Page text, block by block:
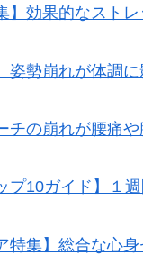
】効果的なスト
姿勢崩れが体調
チの崩れが腰痛
プ10ガイド】１
特集】総合な心